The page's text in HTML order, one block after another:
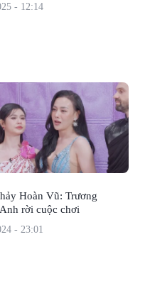
- 12:14
Hoàn Vũ: Trương
rời cuộc chơi
- 23:01